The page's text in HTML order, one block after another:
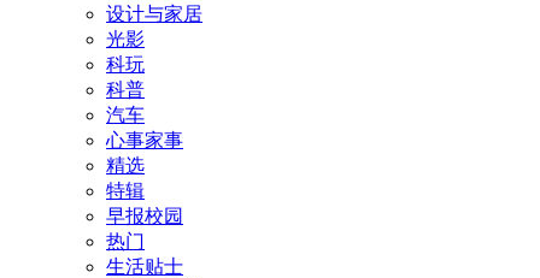
设计与家居
光影
科玩
科普
汽车
心事家事
精选
特辑
早报校园
热门
生活贴士